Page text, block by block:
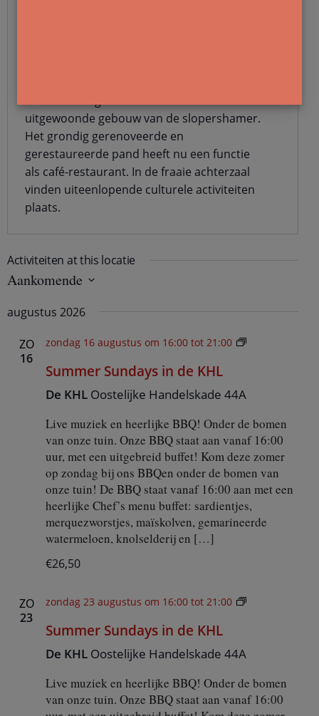
uitgewoonde gebouw van de slopershamer.
Het grondig gerenoveerde en
gerestaureerde pand heeft nu een functie
als café-restaurant. In de fraaie achterzaal
vinden uiteenlopende culturele activiteiten
plaats.
Activiteiten at this locatie
Aankomende
laugustus 2026
ZO
16
Summer Sundays in de KHL
zondag 16 augustus om 16:00 tot 21:00
S
e
S
u
d
a
y
s
i
n
L
De KHL Oostelijke Handelskade 44A
Live muziek en heerlijke BBQ! Onder de bomen
van onze tuin. Onze BBQ staat aan vanaf 16:00
uur, met een uitgebreid buffet! Kom deze zomer
op zondag bij ons BBQen onder de bomen van
onze tuin! De BBQ staat vanaf 16:00 aan met een
heerlijke Chef’s menu buffet: sardientjes,
merquezworstjes, maïskolven, gemarineerde
watermeloen, knolselderij en […]
€26,50
ZO
23
Summer Sundays in de KHL
zondag 23 augustus om 16:00 tot 21:00
S
e
S
u
De KHL Oostelijke Handelskade 44A
Live muziek en heerlijke BBQ! Onder de bomen
van onze tuin. Onze BBQ staat aan vanaf 16:00